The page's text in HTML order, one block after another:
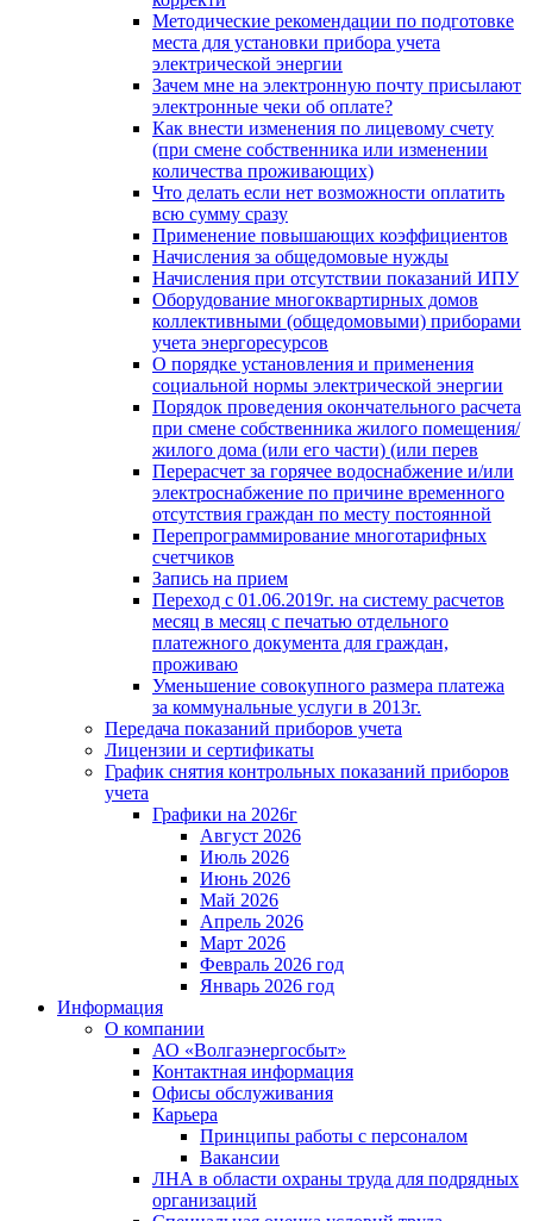
Методические рекомендации по подготовке
места для установки прибора учета
электрической энергии
Зачем мне на электронную почту присылают
электронные чеки об оплате?
Как внести изменения по лицевому счету
(при смене собственника или изменении
количества проживающих)
Что делать если нет возможности оплатить
всю сумму сразу
Применение повышающих коэффициентов
Начисления за общедомовые нужды
Начисления при отсутствии показаний ИПУ
Оборудование многоквартирных домов
коллективными (общедомовыми) приборами
учета энергоресурсов
О порядке установления и применения
социальной нормы электрической энергии
Порядок проведения окончательного расчета
при смене собственника жилого помещения/
жилого дома (или его части) (или перев
Перерасчет за горячее водоснабжение и/или
электроснабжение по причине временного
отсутствия граждан по месту постоянной
Перепрограммирование многотарифных
счетчиков
Запись на прием
Переход с 01.06.2019г. на систему расчетов
месяц в месяц с печатью отдельного
платежного документа для граждан,
проживаю
Уменьшение совокупного размера платежа
за коммунальные услуги в 2013г.
Передача показаний приборов учета
Лицензии и сертификаты
График снятия контрольных показаний приборов
учета
Графики на 2026г
Август 2026
Июль 2026
Июнь 2026
Май 2026
Апрель 2026
Март 2026
Февраль 2026 год
Январь 2026 год
Информация
О компании
АО «Волгаэнергосбыт»
Контактная информация
Офисы обслуживания
Карьера
Принципы работы с персоналом
Вакансии
ЛНА в области охраны труда для подрядных
организаций